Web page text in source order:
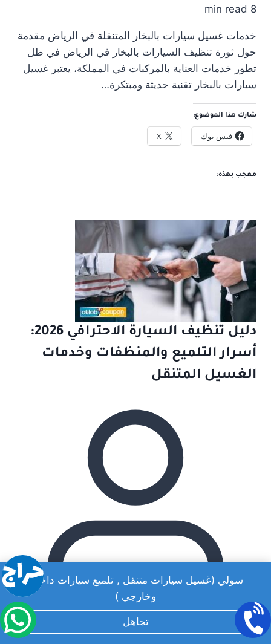
سولي (غسيل سيارات متنقل , تلميع سيارات داخلي
وخارجي )
تجاهل
8 min read
خدمات غسيل سيارات بالبخار المتنقلة في الرياض مقدمة
حول ثورة تنظيف السيارات بالبخار في الرياض في ظل
تطور خدمات العناية بالمركبات في المملكة، يعتبر غسيل
سيارات بالبخار تقنية حديثة ومبتكرة…
شارك هذا الموضوع:
فيس بوك X
معجب بهذه:
دليل تنظيف السيارة الاحترافي 2026:
أسرار التلميع والمنظفات وخدمات
الغسيل المتنقل
admin